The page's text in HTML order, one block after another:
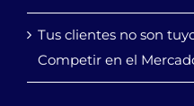
Tus clientes no son
Competir en el